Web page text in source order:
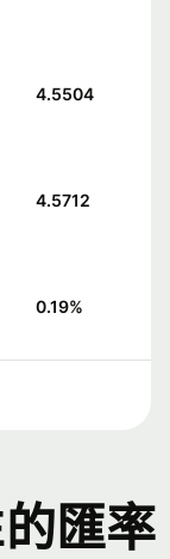
4.5504
4.5712
0.19%
匯率